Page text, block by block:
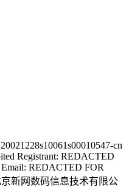
cn
Registrant: REDACTED
REDACTED FOR
京新网数码信息技术有限公